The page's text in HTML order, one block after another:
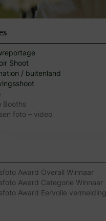
Shoot
/ buitenland
Booths
foto – video
Award Overall Winnaar
Award Categorie Winnaar
Award Eervolle vermelding